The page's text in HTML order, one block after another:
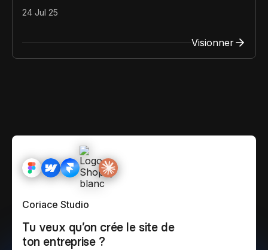
24 Jul 25
Visionner
Coriace Studio
Tu veux qu’on crée le site de
ton entreprise ?